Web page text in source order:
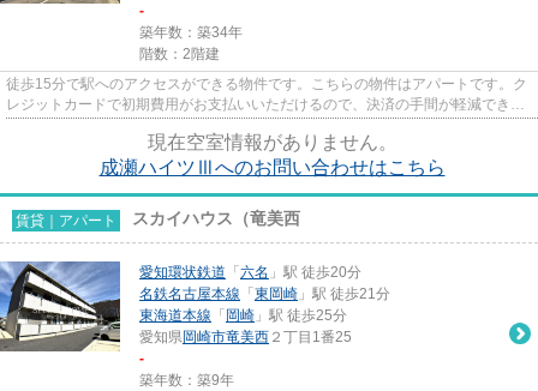
-
築年数：築34年
階数：2階建
徒歩15分で駅へのアクセスができる物件です。こちらの物件はアパートです。ク
レジットカードで初期費用がお支払いいただけるので、決済の手間が軽減できま
現在空室情報がありません。
成瀬ハイツⅢへのお問い合わせはこちら
賃貸｜アパート スカイハウス（竜美西
愛知環状鉄道 「 六名 」駅 徒歩20分
名鉄名古屋本線 「 東岡崎 」駅 徒歩21分
東海道本線 「 岡崎 」駅 徒歩25分
愛知県岡崎市竜美西 ２丁目1番25
-
築年数：築9年